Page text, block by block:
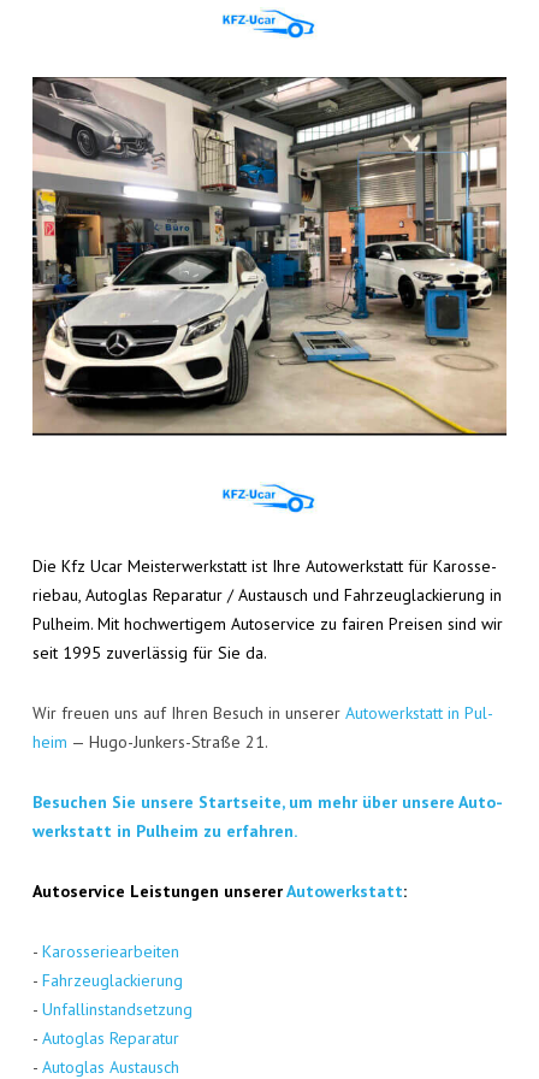
Die Kfz Ucar Meis­ter­werk­statt ist Ihre Auto­werk­statt für Karos­se­
rie­bau, Auto­glas Repa­ra­tur / Aus­tausch und Fahr­zeug­la­ckie­rung in
Pul­heim. Mit hoch­wer­ti­gem Auto­ser­vice zu fai­ren Prei­sen sind wir
seit 1995 zuver­läs­sig für Sie da.
Wir freu­en uns auf Ihren Besuch in unse­rer Auto­werk­statt in Pul­
heim — Hugo-Jun­kers-Stra­ße 21.
Besu­chen Sie unse­re Start­sei­te, um mehr über unse­re Auto­
werk­statt in Pul­heim zu erfahren.
Auto­ser­vice Leis­tun­gen unse­rerAuto­werk­statt:
- Karos­se­rie­ar­bei­ten
- Fahr­zeug­la­ckie­rung
- Unfall­in­stand­set­zung
- Auto­glas Repa­ra­tur
- Auto­glas Aus­tausch